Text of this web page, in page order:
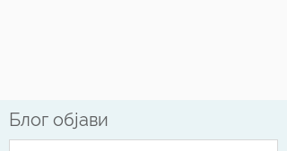
Блог објави